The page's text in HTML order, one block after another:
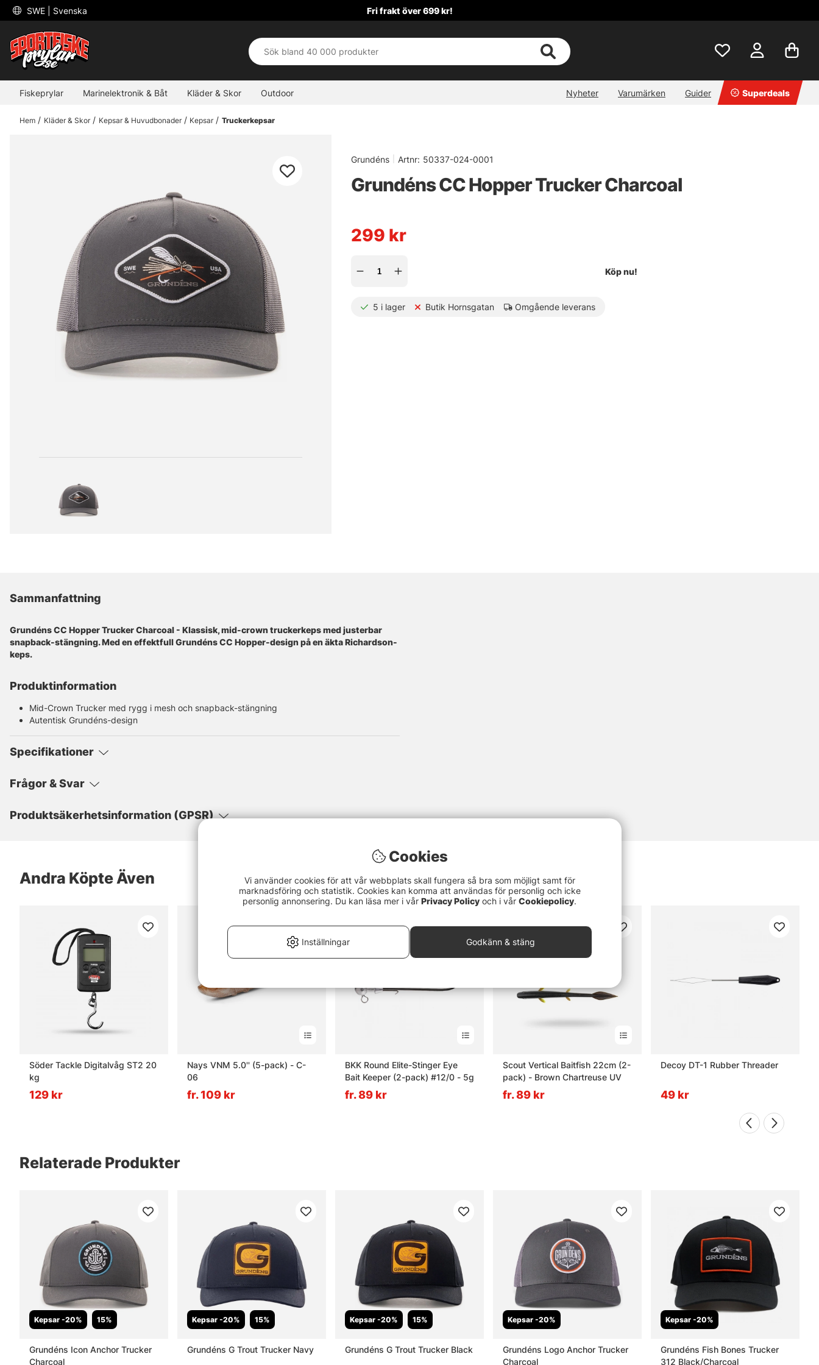
SWE | Svenska Fri frakt över 699 kr!
Fiskeprylar Marinelektronik & Båt Kläder & Skor Outdoor Nyheter Varumärken Guider Superdeals
Hem Kläder & Skor Kepsar & Huvudbonader Kepsar Truckerkepsar
Grundéns Artnr: 50337-024-0001
Grundéns CC Hopper Trucker Charcoal
299 kr
Köp nu!
5 i lager Butik Hornsgatan Omgående leverans
Sammanfattning
Grundéns CC Hopper Trucker Charcoal - Klassisk, mid-crown truckerkeps med justerbar
snapback-stängning. Med en effektfull Grundéns CC Hopper-design på en äkta Richardson-
keps.
Produktinformation
Mid-Crown Trucker med rygg i mesh och snapback-stängning
Autentisk Grundéns-design
Specifikationer
Frågor & Svar
Produktsäkerhetsinformation (GPSR)
Andra Köpte Även
Söder Tackle Digitalvåg ST2 20
kg
129 kr
Nays VNM 5.0'' (5-pack) - C-
06
fr. 109 kr
BKK Round Elite-Stinger Eye
Bait Keeper (2-pack) #12/0 - 5g
fr. 89 kr
Scout Vertical Baitfish 22cm (2-
pack) - Brown Chartreuse UV
fr. 89 kr
Decoy DT-1 Rubber Threader
49 kr
Relaterade Produkter
Kepsar -20% 15%
Grundéns Icon Anchor Trucker
Charcoal
Kepsar -20% 15%
Grundéns G Trout Trucker Navy
Kepsar -20% 15%
Grundéns G Trout Trucker Black
Kepsar -20%
Grundéns Logo Anchor Trucker
Charcoal
Kepsar -20%
Grundéns Fish Bones Trucker
312 Black/Charcoal
Cookies
Vi använder cookies för att vår webbplats skall fungera så bra som möjligt samt för
marknadsföring och statistik. Cookies kan komma att användas för personlig och icke
personlig annonsering. Du kan läsa mer i vår Privacy Policy och i vår Cookiepolicy.
Inställningar Godkänn & stäng